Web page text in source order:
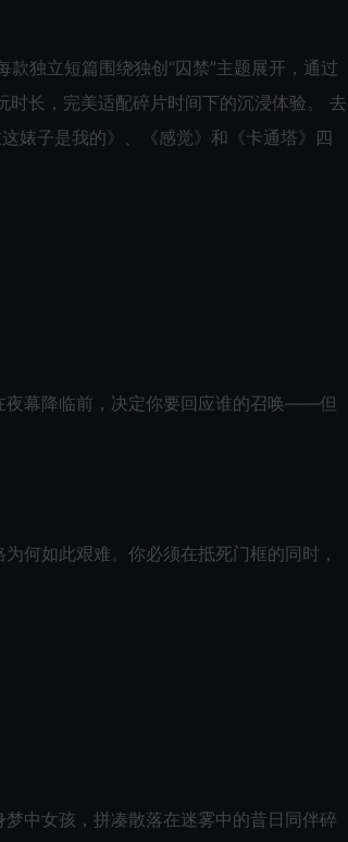
独立短篇围绕独创“囚禁”主题展开，通过
长，完美适配碎片时间下的沉浸体验。 去
婊子是我的》、《感觉》和《卡通塔》四
夜幕降临前，决定你要回应谁的召唤——但
何如此艰难。你必须在抵死门框的同时，
中女孩，拼凑散落在迷雾中的昔日同伴碎